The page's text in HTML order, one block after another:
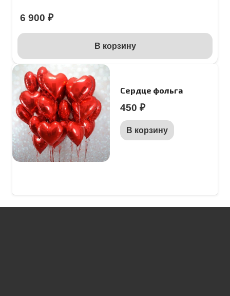
6 900 ₽
В корзину
Сердце фольга
450 ₽
В корзину